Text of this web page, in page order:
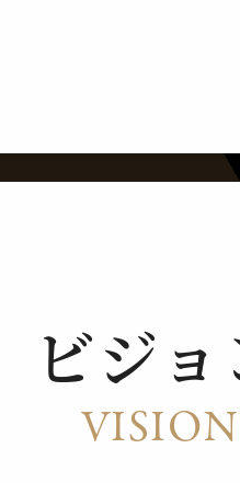
ビジ
VISION